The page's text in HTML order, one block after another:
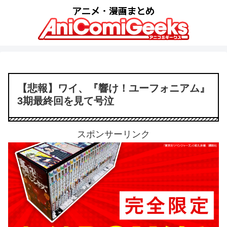
【悲報】ワイ、『響け！ユーフォニアム』
3期最終回を見て号泣
スポンサーリンク